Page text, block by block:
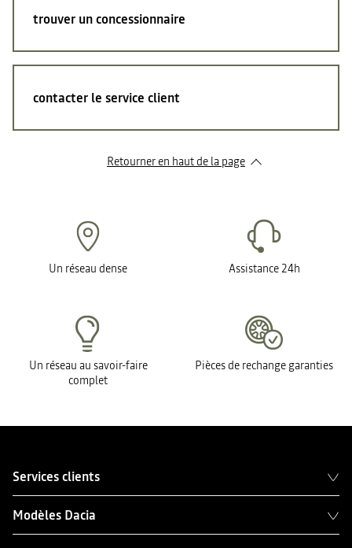
trouver un concessionnaire
contacter le service client
Retourner en haut de la page
Un réseau dense Assistance 24h
Un réseau au savoir-faire
complet
Pièces de rechange garanties
Services clients
Modèles Dacia